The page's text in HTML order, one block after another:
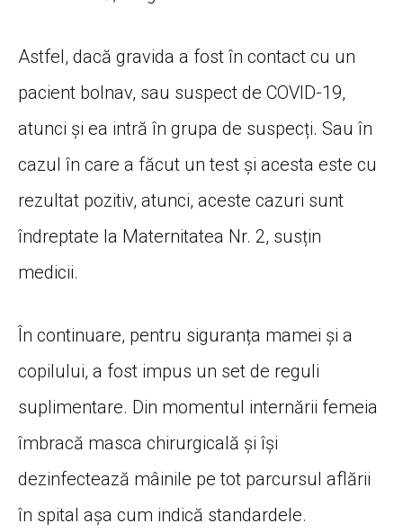
Astfel, dacă gravida a fost în contact cu un
pacient bolnav, sau suspect de COVID-19,
atunci și ea intră în grupa de suspecți. Sau în
cazul în care a făcut un test și acesta este cu
rezultat pozitiv, atunci, aceste cazuri sunt
îndreptate la Maternitatea Nr. 2, susțin
medicii.
În continuare, pentru siguranța mamei și a
copilului, a fost impus un set de reguli
suplimentare. Din momentul internării femeia
îmbracă masca chirurgicală și își
dezinfectează mâinile pe tot parcursul aflării
în spital așa cum indică standardele.